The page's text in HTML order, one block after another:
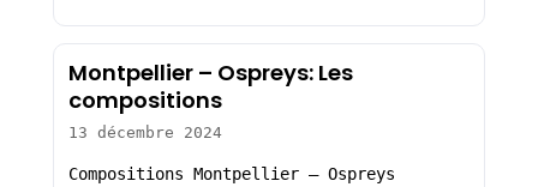
Montpellier – Ospreys: Les
compositions
13 décembre 2024
Compositions Montpellier – Ospreys